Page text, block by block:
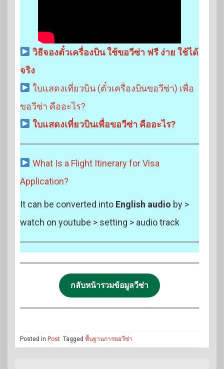
วิธีจองตั๋วเครื่องบิน ใช้ขอวีซ่า ฟรี ง่าย ใช้ได้
จริง
ใบแสดงเที่ยวบิน (ตั๋วเครื่องบินขอวีซ่า) เพื่อ
ขอวีซ่า คืออะไร?
ใบแสดงเที่ยวบินเพื่อขอวีซ่า คืออะไร?
What Is a Flight Itinerary for Visa
Application?
It can be converted into English audio by >
watch on youtube > setting > audio track
กลับหน้ารวมข้อมูลวีซ่า
Posted in Post Tagged พื้นฐานการขอวีซ่า